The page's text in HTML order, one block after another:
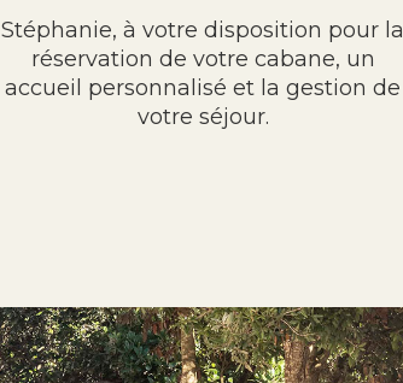
Stéphanie, à votre disposition pour la
réservation de votre cabane, un
accueil personnalisé et la gestion de
votre séjour.